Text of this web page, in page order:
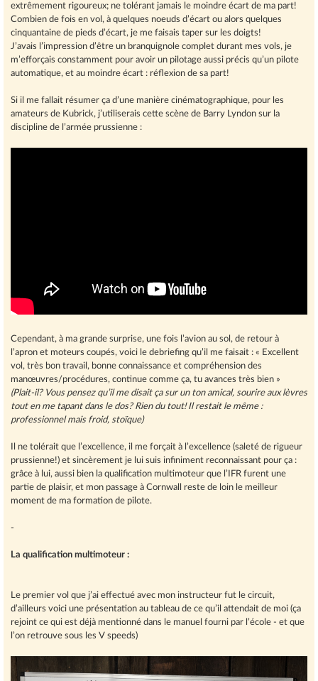
extrêmement rigoureux; ne tolérant jamais le moindre écart de ma part!
Combien de fois en vol, à quelques noeuds d’écart ou alors quelques
cinquantaine de pieds d’écart, je me faisais taper sur les doigts!
J’avais l’impression d’être un branquignole complet durant mes vols, je
m’efforçais constamment pour avoir un pilotage aussi précis qu’un pilote
automatique, et au moindre écart : réflexion de sa part!
Si il me fallait résumer ça d’une manière cinématographique, pour les
amateurs de Kubrick, j’utiliserais cette scène de Barry Lyndon sur la
discipline de l’armée prussienne :
Cependant, à ma grande surprise, une fois l’avion au sol, de retour à
l’apron et moteurs coupés, voici le debriefing qu’il me faisait : « Excellent
vol, très bon travail, bonne connaissance et compréhension des
manœuvres/procédures, continue comme ça, tu avances très bien »
(Plait-il? Vous pensez qu’il me disait ça sur un ton amical, sourire aux lèvres
tout en me tapant dans le dos? Rien du tout! Il restait le même :
professionnel mais froid, stoïque)
Il ne tolérait que l’excellence, il me forçait à l’excellence (saleté de rigueur
prussienne!) et sincèrement je lui suis infiniment reconnaissant pour ça :
grâce à lui, aussi bien la qualification multimoteur que l’IFR furent une
partie de plaisir, et mon passage à Cornwall reste de loin le meilleur
moment de ma formation de pilote.
-
La qualification multimoteur :
Le premier vol que j’ai effectué avec mon instructeur fut le circuit,
d’ailleurs voici une présentation au tableau de ce qu’il attendait de moi (ça
rejoint ce qui est déjà mentionné dans le manuel fourni par l’école - et que
l’on retrouve sous les V speeds)